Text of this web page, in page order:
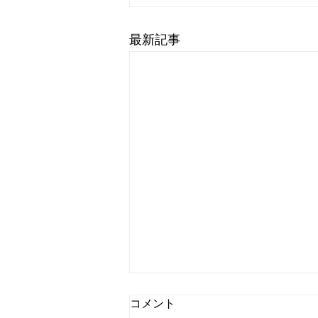
最新記事
2026.7.21 菊陽町久保田1期
コメント